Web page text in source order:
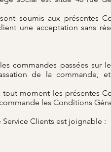
soumis aux présentes
une acceptation sans
commandes passées sur
de la commande,
tout moment les présentes
les Conditions
Clients est joignable :